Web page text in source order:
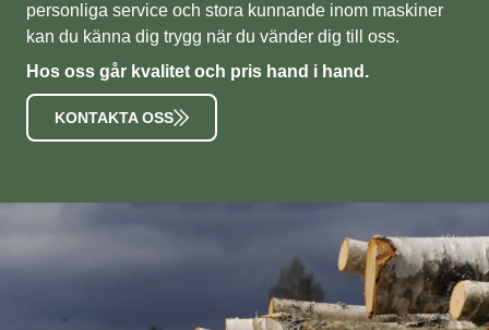
personliga service och stora kunnande inom maskiner
kan du känna dig trygg när du vänder dig till oss.
Hos oss går kvalitet och pris hand i hand.
KONTAKTA OSS